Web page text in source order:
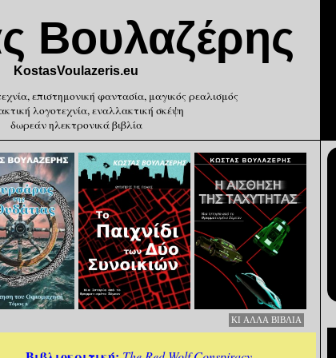
Βουλαζέρης
KostasVoulazeris.eu
επιστημονική φαντασία, μαγικός ρεαλισμός
λογοτεχνία, εναλλακτική σκέψη
δωρεάν ηλεκτρονικά βιβλία
KI ΑΛΛΑ ΒΙΒΛΙΑ